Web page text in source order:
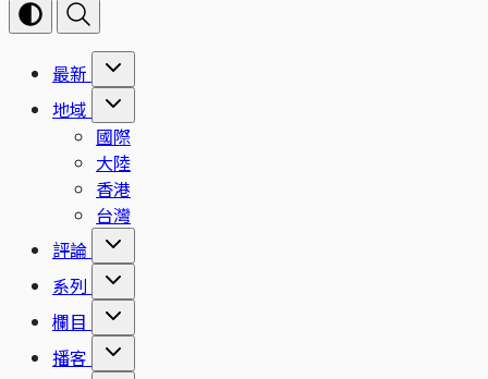
最新
地域
國際
大陸
香港
台灣
評論
系列
欄目
播客